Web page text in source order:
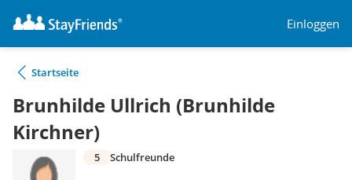
Einloggen
Startseite
Brunhilde Ullrich (Brunhilde
Kirchner)
5 Schulfreunde